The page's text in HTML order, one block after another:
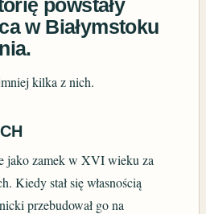
powstały
w Białymstoku
kilka z nich.
jako zamek w XVI wieku za
Kiedy stał się własnością
przebudował go na